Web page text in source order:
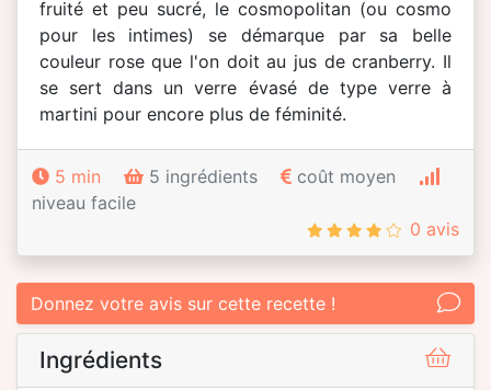
fruité et peu sucré, le cosmopolitan (ou cosmo
pour les intimes) se démarque par sa belle
couleur rose que l'on doit au jus de cranberry. Il
se sert dans un verre évasé de type verre à
martini pour encore plus de féminité.
5 min 5 ingrédients
coût moyen
niveau facile
0 avis
Donnez votre avis sur cette recette !
Ingrédients